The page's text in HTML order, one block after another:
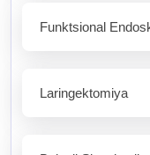
Funktsional
Laringektomiya